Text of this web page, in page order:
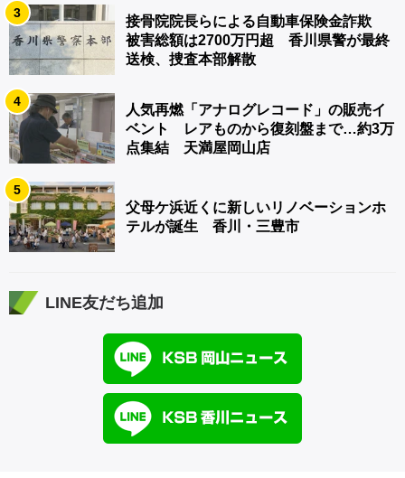
3
接骨院院長らによる自動車保険金詐欺
被害総額は2700万円超 香川県警が最終
送検、捜査本部解散
4
人気再燃「アナログレコード」の販売イ
ベント レアものから復刻盤まで…約3万
点集結 天満屋岡山店
5
父母ケ浜近くに新しいリノベーションホ
テルが誕生 香川・三豊市
LINE友だち追加